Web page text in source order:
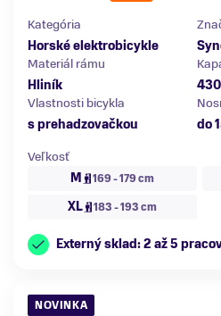
Kategória
Horské elektrobicykle
Materiál rámu
Hliník
Vlastnosti bicykla
s prehadzovačkou
do
Veľkosť
M
169 - 179 cm
XL 183 - 193 cm
Externý sklad: 2 až 5
NOVINKA